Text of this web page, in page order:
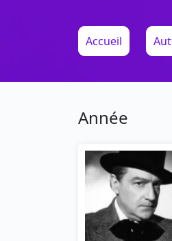
Accueil
Année